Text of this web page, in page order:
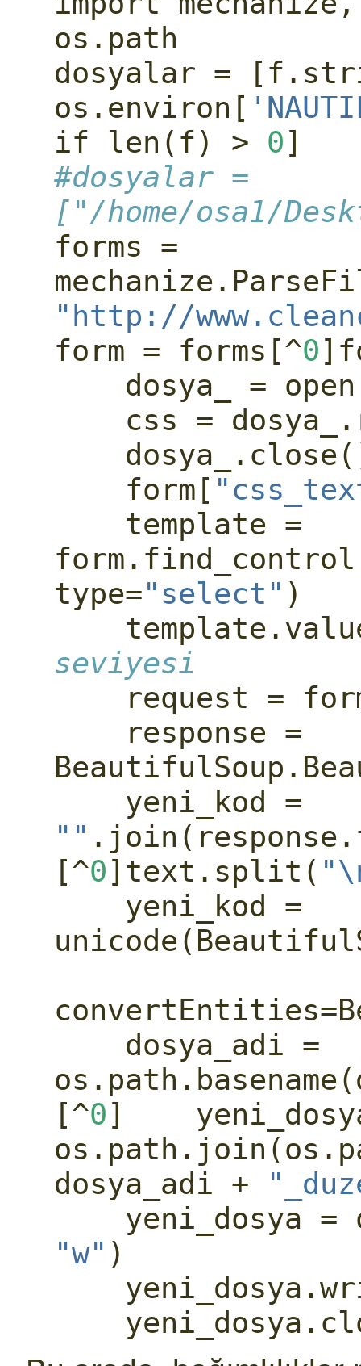
os.path
dosyalar =
os.environ[
if
len (f) > 0]
#dosyalar =
["/home/osa1/
forms =
"http://
form = forms[^0]
    dosya_
= open
    css
=
    form[
    template
=
type="select" )
seviyesi
    request
=
    response
=
    yeni_kod
=
""
[^0]text.split( "
    yeni_kod
=
unicode
convertEntities=
    dosya_adi
=
[^0]
dosya_adi +
    yeni_dosya
=
"w" )